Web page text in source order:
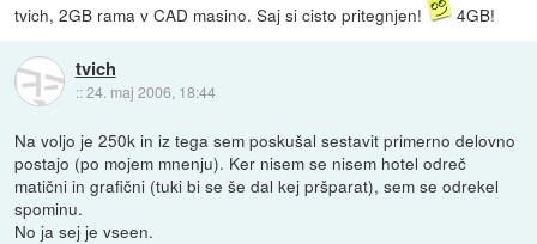
tvich, 2GB rama v CAD masino. Saj si cisto pritegnjen! 4GB!
tvich
::24. maj 2006, 18:44
Na voljo je 250k in iz tega sem poskušal sestavit primerno delovno
postajo (po mojem mnenju). Ker nisem se nisem hotel odreč
matični in grafični (tuki bi se še dal kej pršparat), sem se odrekel
spominu.
No ja sej je vseen.